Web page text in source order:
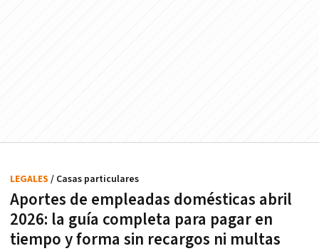
Aportes de empleadas domésticas abril
2026: la guía completa para pagar en
tiempo y forma sin recargos ni multas
LEGALES / Casas particulares